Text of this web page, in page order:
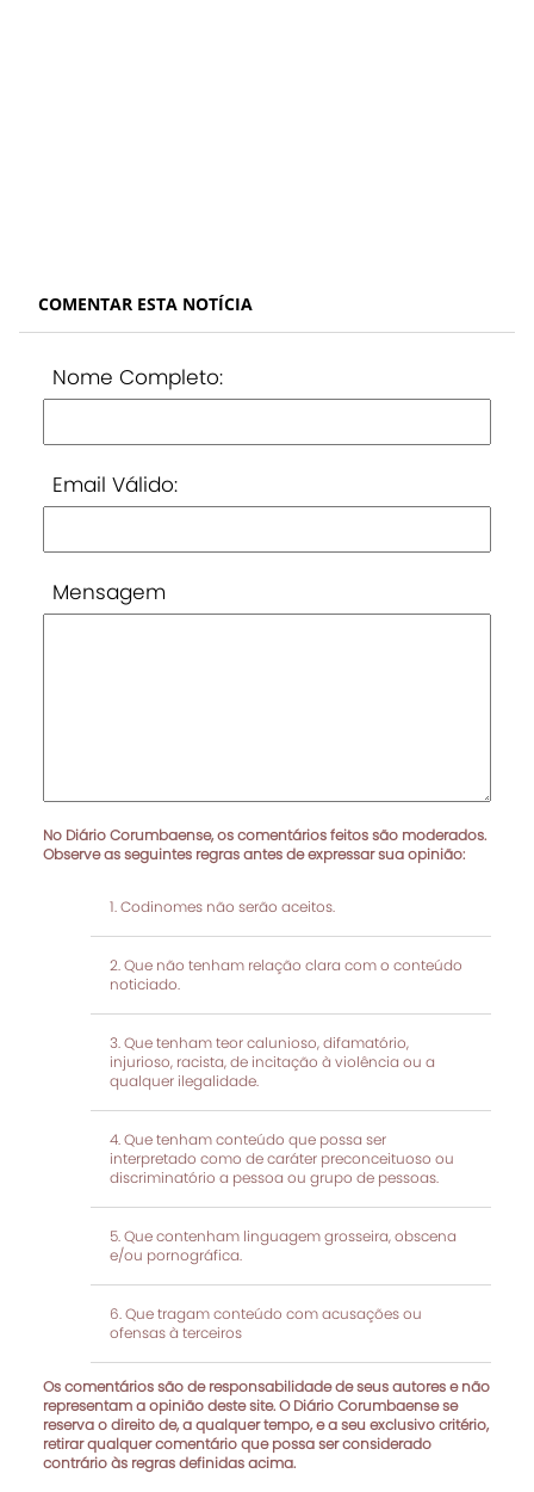
COMENTAR ESTA NOTÍCIA
Nome Completo:
Email Válido:
Mensagem
No Diário Corumbaense, os comentários feitos são moderados.
Observe as seguintes regras antes de expressar sua opinião:
Codinomes não serão aceitos.
Que não tenham relação clara com o conteúdo
noticiado.
Que tenham teor calunioso, difamatório,
injurioso, racista, de incitação à violência ou a
qualquer ilegalidade.
Que tenham conteúdo que possa ser
interpretado como de caráter preconceituoso ou
discriminatório a pessoa ou grupo de pessoas.
Que contenham linguagem grosseira, obscena
e/ou pornográfica.
Que tragam conteúdo com acusações ou
ofensas à terceiros
Os comentários são de responsabilidade de seus autores e não
representam a opinião deste site. O Diário Corumbaense se
reserva o direito de, a qualquer tempo, e a seu exclusivo critério,
retirar qualquer comentário que possa ser considerado
contrário às regras definidas acima.